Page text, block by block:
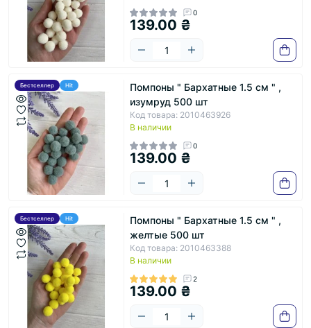
0
139.00 ₴
Бестселлер Hit
Помпоны " Бархатные 1.5 см " ,
изумруд 500 шт
Код товара: 2010463926
В наличии
0
139.00 ₴
Бестселлер Hit
Помпоны " Бархатные 1.5 см " ,
желтые 500 шт
Код товара: 2010463388
В наличии
2
139.00 ₴